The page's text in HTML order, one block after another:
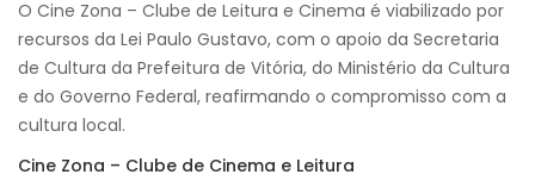
O Cine Zona – Clube de Leitura e Cinema é viabilizado por
recursos da Lei Paulo Gustavo, com o apoio da Secretaria
de Cultura da Prefeitura de Vitória, do Ministério da Cultura
e do Governo Federal, reafirmando o compromisso com a
cultura local.
Cine Zona – Clube de Cinema e Leitura